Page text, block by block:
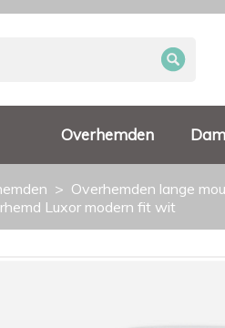
Overhemden
Overhemden lange
Luxor modern fit wit